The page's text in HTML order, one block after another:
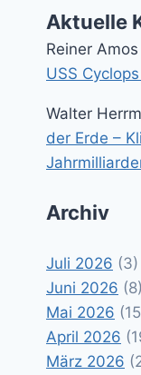
Aktuelle
Reiner Amos
USS
Walter
der Erde –
Archiv
Juli 2026 (3)
Juni 2026 (8)
Mai 2026
April 2026
März 2026